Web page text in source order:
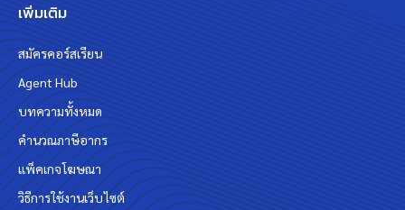
เพิ่มเติม
สมัครคอร์สเรียน
Agent Hub
บทความทั้งหมด
คำนวณภาษีอากร
แพ็คเกจโฆษณา
วิธีการใช้งานเว็บไซต์